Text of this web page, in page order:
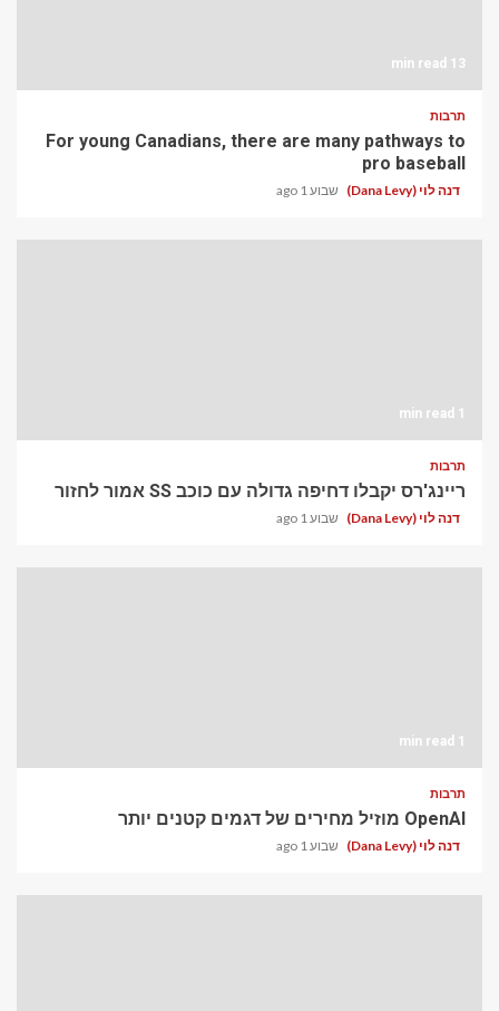
13 min read
תרבות
For young Canadians, there are many pathways to
pro baseball
דנה לוי (Dana Levy) שבוע 1 ago
1 min read
תרבות
ריינג'רס יקבלו דחיפה גדולה עם כוכב SS אמור לחזור
דנה לוי (Dana Levy) שבוע 1 ago
1 min read
תרבות
OpenAI מוזיל מחירים של דגמים קטנים יותר
דנה לוי (Dana Levy) שבוע 1 ago